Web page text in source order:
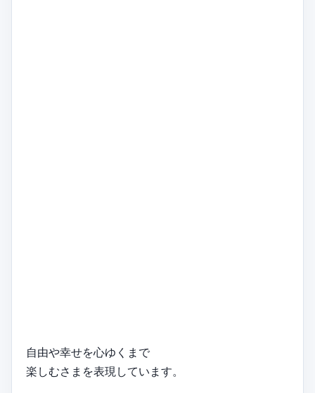
自由や幸せを心ゆくまで
楽しむさまを表現しています。